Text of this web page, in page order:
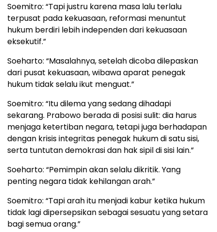
Soemitro: “Tapi justru karena masa lalu terlalu
terpusat pada kekuasaan, reformasi menuntut
hukum berdiri lebih independen dari kekuasaan
eksekutif.”
Soeharto: “Masalahnya, setelah dicoba dilepaskan
dari pusat kekuasaan, wibawa aparat penegak
hukum tidak selalu ikut menguat.”
Soemitro: “Itu dilema yang sedang dihadapi
sekarang. Prabowo berada di posisi sulit: dia harus
menjaga ketertiban negara, tetapi juga berhadapan
dengan krisis integritas penegak hukum di satu sisi,
serta tuntutan demokrasi dan hak sipil di sisi lain.”
Soeharto: “Pemimpin akan selalu dikritik. Yang
penting negara tidak kehilangan arah.”
Soemitro: “Tapi arah itu menjadi kabur ketika hukum
tidak lagi dipersepsikan sebagai sesuatu yang setara
bagi semua orang.”